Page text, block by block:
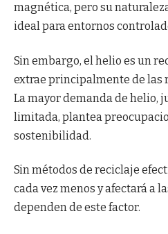
magnética, pero su
ideal para entornos
Sin embargo, el helio es un
extrae principalmente de las
La mayor demanda de helio,
limitada, plantea
sostenibilidad.
Sin métodos de reciclaje
cada vez menos y afectará a
dependen de este factor.